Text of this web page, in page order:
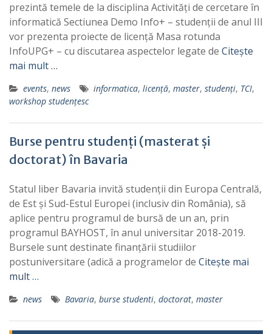
prezintă temele de la disciplina Activități de cercetare în
informatică Sectiunea Demo Info+ – studenții de anul III
vor prezenta proiecte de licență Masa rotunda
InfoUPG+ – cu discutarea aspectelor legate de Citește
mai mult …
events, news informatica, licență, master, studenți, TCI,
workshop studențesc
Burse pentru studenți (masterat și
doctorat) în Bavaria
Statul liber Bavaria invită studenții din Europa Centrală,
de Est și Sud-Estul Europei (inclusiv din România), să
aplice pentru programul de bursă de un an, prin
programul BAYHOST, în anul universitar 2018-2019.
Bursele sunt destinate finanțării studiilor
postuniversitare (adică a programelor de Citește mai
mult …
news Bavaria, burse studenti, doctorat, master